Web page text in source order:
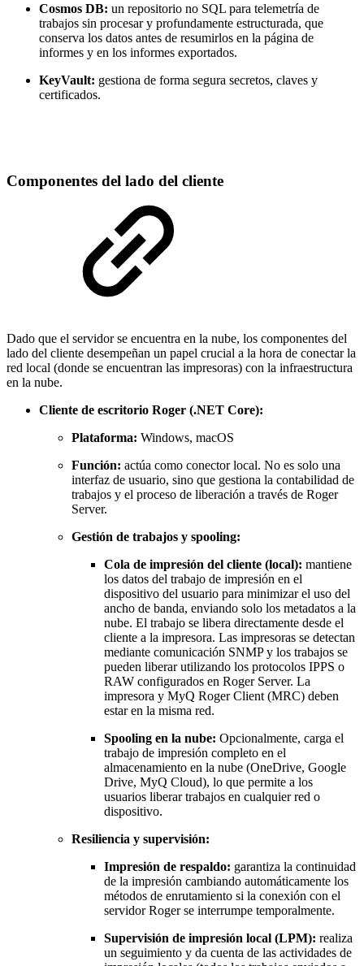
Cosmos DB: un repositorio no SQL para telemetría de
trabajos sin procesar y profundamente estructurada, que
conserva los datos antes de resumirlos en la página de
informes y en los informes exportados.
KeyVault: gestiona de forma segura secretos, claves y
certificados.
Componentes del lado del cliente
Dado que el servidor se encuentra en la nube, los componentes del
lado del cliente desempeñan un papel crucial a la hora de conectar la
red local (donde se encuentran las impresoras) con la infraestructura
en la nube.
Cliente de escritorio Roger (.NET Core):
Plataforma: Windows, macOS
Función: actúa como conector local. No es solo una
interfaz de usuario, sino que gestiona la contabilidad de
trabajos y el proceso de liberación a través de Roger
Server.
Gestión de trabajos y spooling:
Cola de impresión del cliente (local): mantiene
los datos del trabajo de impresión en el
dispositivo del usuario para minimizar el uso del
ancho de banda, enviando solo los metadatos a la
nube. El trabajo se libera directamente desde el
cliente a la impresora. Las impresoras se detectan
mediante comunicación SNMP y los trabajos se
pueden liberar utilizando los protocolos IPPS o
RAW configurados en Roger Server. La
impresora y MyQ Roger Client (MRC) deben
estar en la misma red.
Spooling en la nube: Opcionalmente, carga el
trabajo de impresión completo en el
almacenamiento en la nube (OneDrive, Google
Drive, MyQ Cloud), lo que permite a los
usuarios liberar trabajos en cualquier red o
dispositivo.
Resiliencia y supervisión:
Impresión de respaldo: garantiza la continuidad
de la impresión cambiando automáticamente los
métodos de enrutamiento si la conexión con el
servidor Roger se interrumpe temporalmente.
Supervisión de impresión local (LPM): realiza
un seguimiento y da cuenta de las actividades de